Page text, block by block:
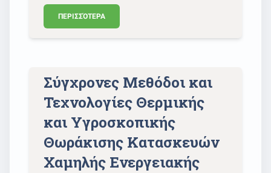
ΠΕΡΙΣΣΌΤΕΡΑ
Σύγχρονες Μεθόδοι και
Τεχνολογίες Θερμικής
και Υγροσκοπικής
Θωράκισης Κατασκευών
Χαμηλής Ενεργειακής